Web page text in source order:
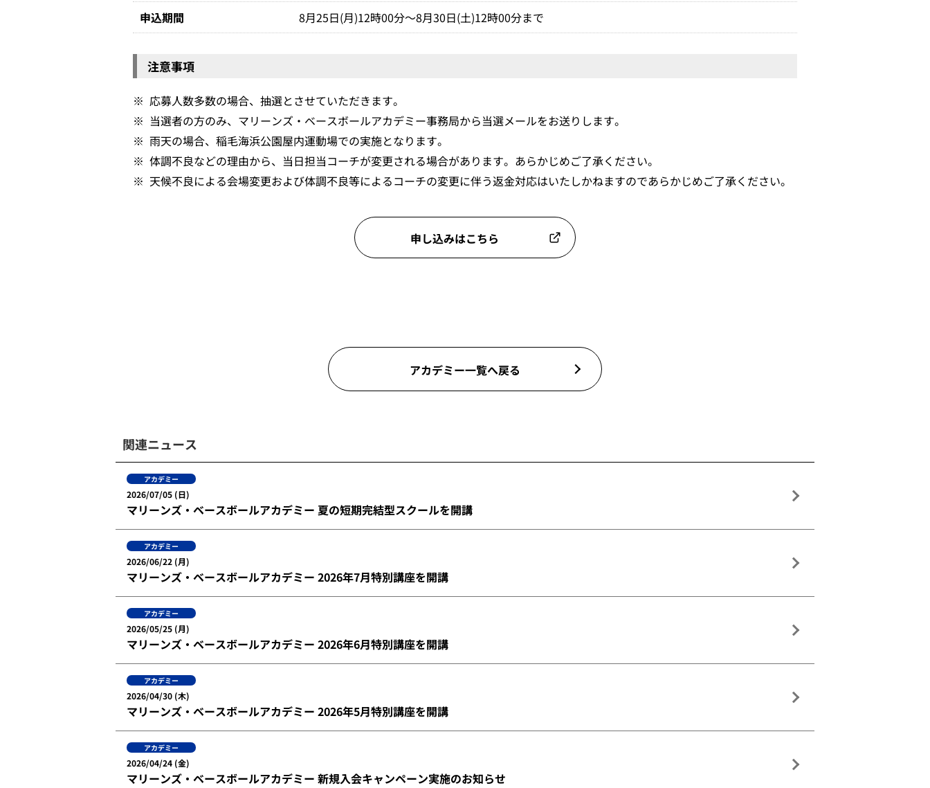
申込期間
8月25日(月)12時00分～8月30日(土)12時00分まで
注意事項
※ 応募人数多数の場合、抽選とさせていただきます。
※ 当選者の方のみ、マリーンズ・ベースボールアカデミー事務局から当選メールをお送りします。
※ 雨天の場合、稲毛海浜公園屋内運動場での実施となります。
※ 体調不良などの理由から、当日担当コーチが変更される場合があります。あらかじめご了承ください。
※ 天候不良による会場変更および体調不良等によるコーチの変更に伴う返金対応はいたしかねますのであらかじめご了承ください。
申し込みはこちら
アカデミー一覧へ戻る
関連ニュース
アカデミー
2026/07/05 (日)
マリーンズ・ベースボールアカデミー 夏の短期完結型スクールを開講
アカデミー
2026/06/22 (月)
マリーンズ・ベースボールアカデミー 2026年7月特別講座を開講
アカデミー
2026/05/25 (月)
マリーンズ・ベースボールアカデミー 2026年6月特別講座を開講
アカデミー
2026/04/30 (木)
マリーンズ・ベースボールアカデミー 2026年5月特別講座を開講
アカデミー
2026/04/24 (金)
マリーンズ・ベースボールアカデミー 新規入会キャンペーン実施のお知らせ